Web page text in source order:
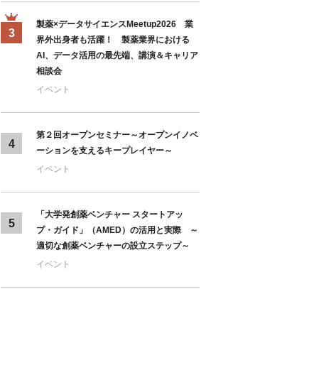
3
製薬×データサイエンスMeetup2026 業
界外出身者も活躍！ 製薬業界における
AI、データ活用の最先端、講演＆キャリア
相談会
イベント
4
第２回オープンセミナー～オープンイノベ
ーションを支えるキープレイヤー～
イベント
5
「大学発創薬ベンチャー スタートアッ
プ・ガイド」（AMED）の活用と実際 ～
適切な創薬ベンチャーの設立ステップ～
イベント